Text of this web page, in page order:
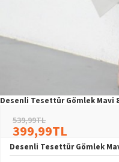
Desenli Tesettür Gömlek Mavi
Desenli Tesettür Gömlek
399,99TL
539,99TL